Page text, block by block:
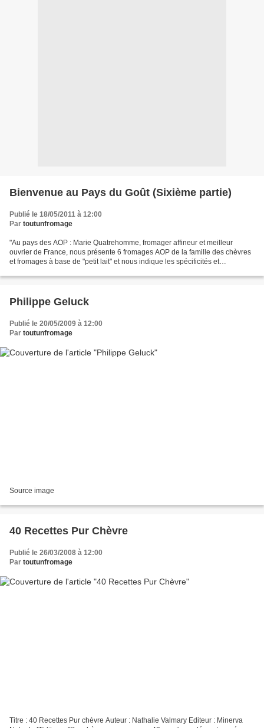
Bienvenue au Pays du Goût (Sixième partie)
Publié le 18/05/2011 à 12:00
Par toutunfromage
"Au pays des AOP : Marie Quatrehomme, fromager affineur et meilleur
ouvrier de France, nous présente 6 fromages AOP de la famille des chèvres
et fromages à base de "petit lait" et nous indique les spécificités et
Philippe Geluck
Publié le 20/05/2009 à 12:00
Par toutunfromage
Source image
40 Recettes Pur Chèvre
Publié le 26/03/2008 à 12:00
Par toutunfromage
Titre : 40 Recettes Pur chèvre Auteur : Nathalie Valmary Editeur : Minerva